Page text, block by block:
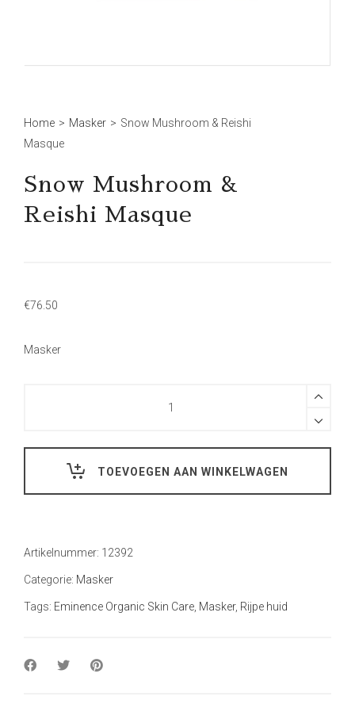
Home > Masker > Snow Mushroom & Reishi
Masque
Snow Mushroom &
Reishi Masque
€76.50
Masker
TOEVOEGEN AAN WINKELWAGEN
Artikelnummer: 12392
Categorie: Masker
Tags: Eminence Organic Skin Care Masker, Rijpe huid